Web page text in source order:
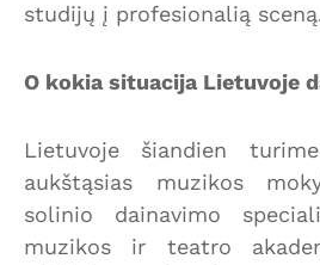
studijų į profesionalią
O kokia situacija Lietuvoje
Lietuvoje šiandien
aukštąsias muzikos
solinio dainavimo
muzikos ir teatro